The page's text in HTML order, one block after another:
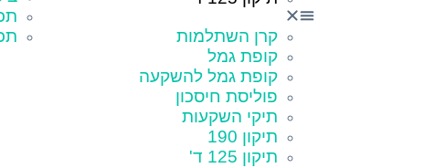
קרן השתלמות
קופת גמל
קופת גמל להשקעה
פוליסת חיסכון
תיקי השקעות
תיקון 190
תיקון 125 ד'